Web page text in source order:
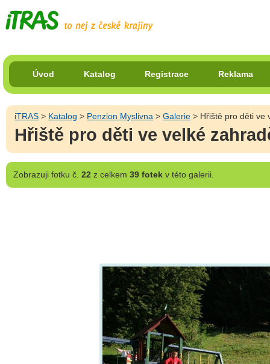
Úvod Katalog Registrace Reklama
iTRAS > Katalog > Penzion Myslivna >Galerie > Hřiště pro děti ve
Hřiště pro děti ve velké
Zobrazujifotku č. 22 z celkem 39 fotekv této galerii.